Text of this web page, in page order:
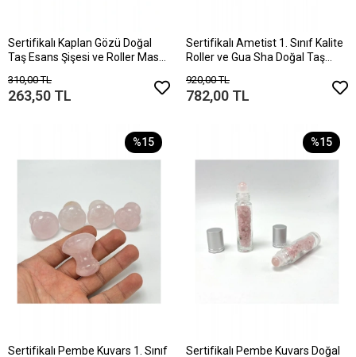
Sertifikalı Kaplan Gözü Doğal
Taş Esans Şişesi ve Roller Masaj
310,00 TL
263,50 TL
Sertifikalı Ametist 1. Sınıf Kalite
Roller ve Gua Sha Doğal Taş
920,00 TL
782,00 TL
%15
Sertifikalı Pembe Kuvars 1. Sınıf
%15
Sertifikalı Pembe Kuvars Doğal